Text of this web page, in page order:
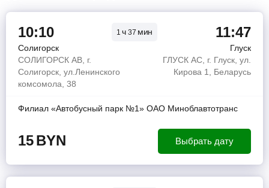
10:10 1ч 37 мин 11:47
Солигорск
Глуск
СОЛИГОРСК АВ, г.
Солигорск, ул.Ленинского
комсомола, 38
ГЛУСК АС, г. Глуск, ул.
Кирова 1, Беларусь
Филиал «Автобусный парк №1» ОАО Миноблавтотранс
15BYN Выбрать дату